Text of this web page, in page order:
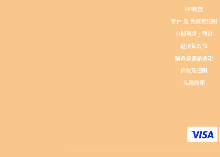
VIP制度
寄件 及 免運費細則
有關現貨 / 預訂
退換貨政策
購買減價品須知
條款及細則
私隱政策